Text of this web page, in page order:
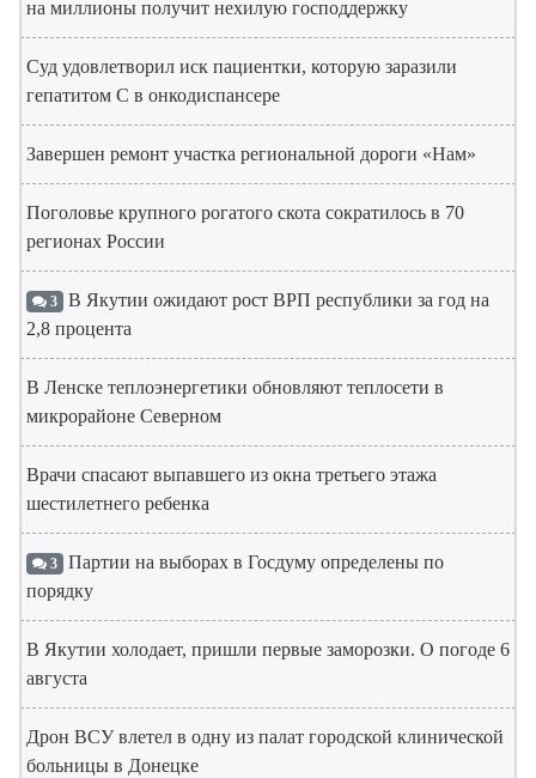
на миллионы получит нехилую господдержку
Суд удовлетворил иск пациентки, которую заразили
гепатитом С в онкодиспансере
Завершен ремонт участка региональной дороги «Нам»
Поголовье крупного рогатого скота сократилось в 70
регионах России
3 В Якутии ожидают рост ВРП республики за год на
2,8 процента
В Ленске теплоэнергетики обновляют теплосети в
микрорайоне Северном
Врачи спасают выпавшего из окна третьего этажа
шестилетнего ребенка
3 Партии на выборах в Госдуму определены по
порядку
В Якутии холодает, пришли первые заморозки. О погоде 6
августа
Дрон ВСУ влетел в одну из палат городской клинической
больницы в Донецке